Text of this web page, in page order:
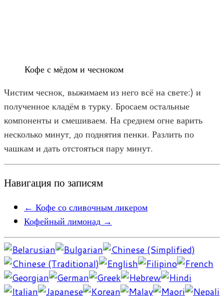
Кофе с мёдом и чесноком
Чистим чеснок, выжимаем из него всё на свете:) и
полученное кладём в турку. Бросаем остальные
компоненты и смешиваем. На среднем огне варить
несколько минут, до поднятия пенки. Разлить по
чашкам и дать отстояться пару минут.
Навигация по записям
← Кофе со сливочным ликером
Кофейный лимонад →